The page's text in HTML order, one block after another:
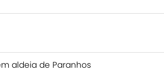
aldeia de Paranhos